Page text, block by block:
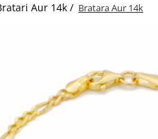
Aur 14k / Bratara Aur 14k